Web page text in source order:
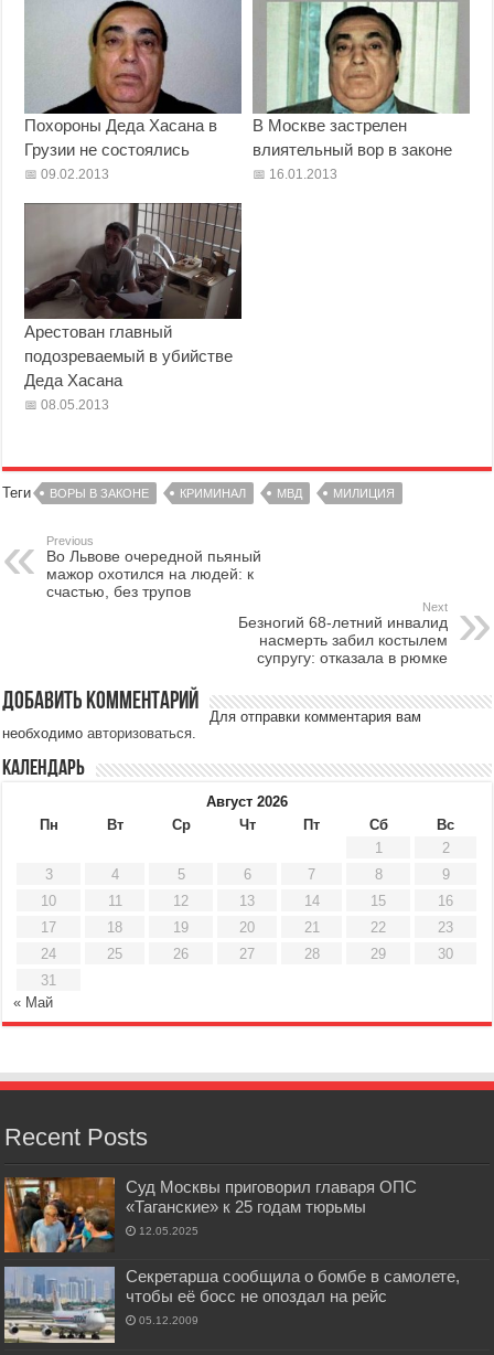
Похороны Деда Хасана в
Грузии не состоялись
09.02.2013
В Москве застрелен
влиятельный вор в законе
16.01.2013
Арестован главный
подозреваемый в убийстве
Деда Хасана
08.05.2013
Теги ВОРЫ В ЗАКОНЕ КРИМИНАЛ МВД МИЛИЦИЯ
Previous
Во Львове очередной пьяный
мажор охотился на людей: к
счастью, без трупов
Next
Безногий 68-летний инвалид
насмерть забил костылем
супругу: отказала в рюмке
Добавить комментарий
Для отправки комментария вам
необходимоавторизоваться.
Календарь
Август 2026
Пн
Вт Ср Чт Пт Сб
Вс
1
2
3
4 5 6 7 8
9
10
11 12 13 14 15
16
17
18 19 20 21 22
23
24
25 26 27 28 29
30
31
« Май
Recent Posts
Суд Москвы приговорил главаря ОПС
«Таганские» к 25 годам тюрьмы
12.05.2025
Секретарша сообщила о бомбе в самолете,
чтобы её босс не опоздал на рейс
05.12.2009